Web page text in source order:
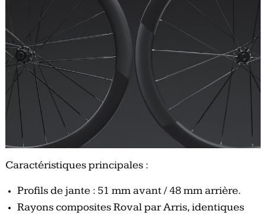
Caractéristiques principales :
Profils de jante : 51 mm avant / 48 mm arrière.
Rayons composites Roval par Arris, identiques